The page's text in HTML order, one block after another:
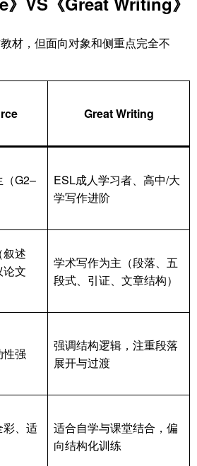
材，但面向对象和侧重点完全不
Great Writing
（G2–
ESL成人学习者、高中/大
学写作进阶
述
文
学术写作为主（段落、五
段式、引证、文章结构）
性强
强调结构逻辑，注重段落
展开与过渡
彩、适
适合自学与课堂结合，偏
向结构化训练